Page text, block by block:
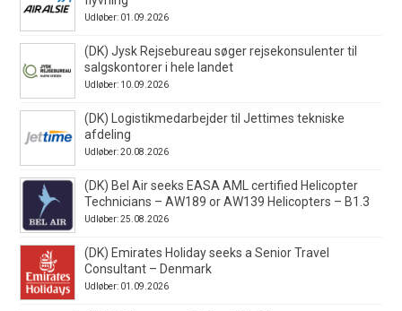
Udløber: 01.09.2026
(DK) Jysk Rejsebureau søger rejsekonsulenter til
salgskontorer i hele landet
Udløber: 10.09.2026
(DK) Logistikmedarbejder til Jettimes tekniske
afdeling
Udløber: 20.08.2026
(DK) Bel Air seeks EASA AML certified Helicopter
Technicians – AW189 or AW139 Helicopters – B1.3
Udløber: 25.08.2026
(DK) Emirates Holiday seeks a Senior Travel
Consultant – Denmark
Udløber: 01.09.2026